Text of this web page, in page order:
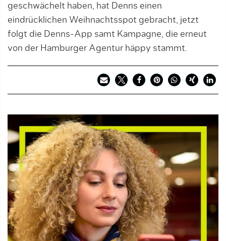
geschwächelt haben, hat Denns einen
eindrücklichen Weihnachtsspot gebracht, jetzt
folgt die Denns-App samt Kampagne, die erneut
von der Hamburger Agentur häppy stammt.